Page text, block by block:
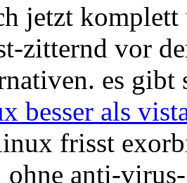
jetzt
zitternd vor
es gibt
besser als
frisst
ohne anti-